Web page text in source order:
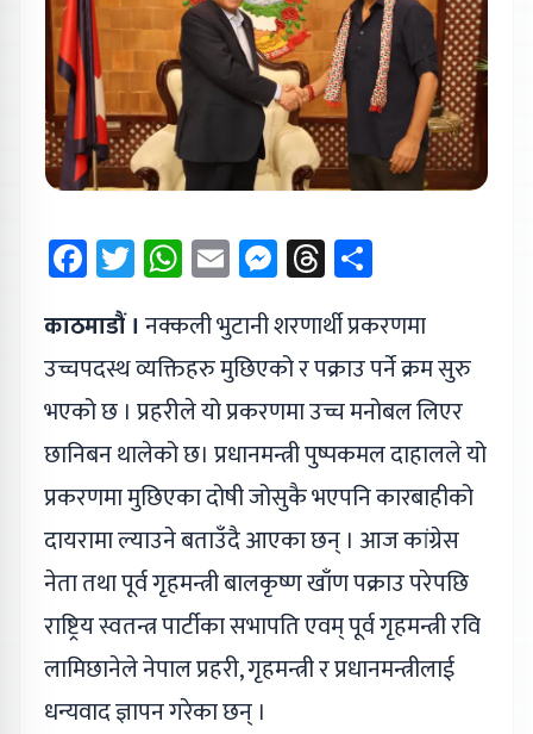
Facebook
Twitter
WhatsApp
EmailMessenger
Threads
काठमाडौं । नक्कली भुटानी शरणार्थी प्रकरणमा
उच्चपदस्थ व्यक्तिहरु मुछिएको र पक्राउ पर्ने क्रम सुरु
भएको छ । प्रहरीले यो प्रकरणमा उच्च मनोबल लिएर
छानिबन थालेको छ। प्रधानमन्त्री पुष्पकमल दाहालले यो
प्रकरणमा मुछिएका दोषी जोसुकै भएपनि कारबाहीको
दायरामा ल्याउने बताउँदै आएका छन् । आज कांग्रेस
नेता तथा पूर्व गृहमन्त्री बालकृष्ण खाँण पक्राउ परेपछि
राष्ट्रिय स्वतन्त्र पार्टीका सभापति एवम् पूर्व गृहमन्त्री रवि
लामिछानेले नेपाल प्रहरी, गृहमन्त्री र प्रधानमन्त्रीलाई
धन्यवाद ज्ञापन गरेका छन् ।